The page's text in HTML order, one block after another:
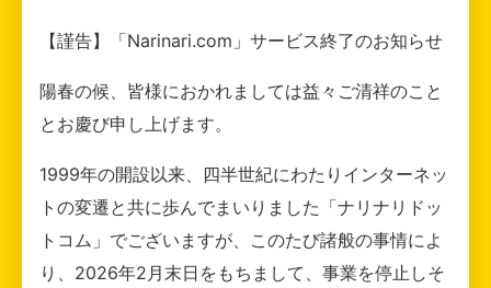
【謹告】「Narinari.com」サービス終了のお知らせ
陽春の候、皆様におかれましては益々ご清祥のこと
とお慶び申し上げます。
1999年の開設以来、四半世紀にわたりインターネッ
トの変遷と共に歩んでまいりました「ナリナリドッ
トコム」でございますが、このたび諸般の事情によ
り、2026年2月末日をもちまして、事業を停止しそ